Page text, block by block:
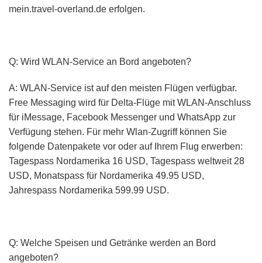
mein.travel-overland.de erfolgen.
Q: Wird WLAN-Service an Bord angeboten?
A: WLAN-Service ist auf den meisten Flügen verfügbar.
Free Messaging wird für Delta-Flüge mit WLAN-Anschluss
für iMessage, Facebook Messenger und WhatsApp zur
Verfügung stehen. Für mehr Wlan-Zugriff können Sie
folgende Datenpakete vor oder auf Ihrem Flug erwerben:
Tagespass Nordamerika 16 USD, Tagespass weltweit 28
USD, Monatspass für Nordamerika 49.95 USD,
Jahrespass Nordamerika 599.99 USD.
Q: Welche Speisen und Getränke werden an Bord
angeboten?